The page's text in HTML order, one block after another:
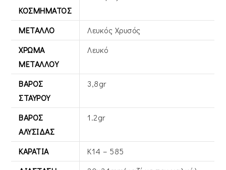
ΚΟΣΜΉΜΑΤΟΣ
ΜΈΤΑΛΛΟ
Λευκός Xρυσός
ΧΡΏΜΑ
ΜΕΤΆΛΛΟΥ
Λευκό
ΒΆΡΟΣ
ΣΤΑΥΡΟΎ
3,8gr
ΒΆΡΟΣ
ΑΛΥΣΊΔΑΣ
1.2gr
ΚΑΡΆΤΙΑ
Κ14 – 585